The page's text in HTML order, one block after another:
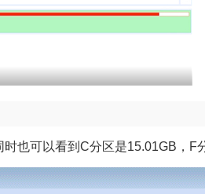
也可以看到C分区是15.01GB，F